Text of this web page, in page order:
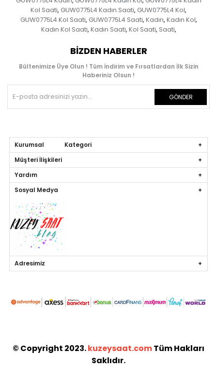
Kol Saati, GUW0775L4 Kadın Saati, GUW0775L4 Kol,
GUW0775L4 Kol Saati, GUW0775L4 Saati, Kadın, Kadın Kol,
Kadın Kol Saati, Kadın Saati, Kol Saati, Saati,
BIZDEN HABERLER
Bültenimize Üye Olun ! Tüm İndirim ve Fırsatlardan İlk Sizin
Haberiniz Olsun !
GÖNDER
Kurumsal Kategori
Müşteri İlişkileri
Yardım
Sosyal Medya
Adresimiz
© Copyright 2023.kuzeysaat.comTüm Hakları
Saklıdır.